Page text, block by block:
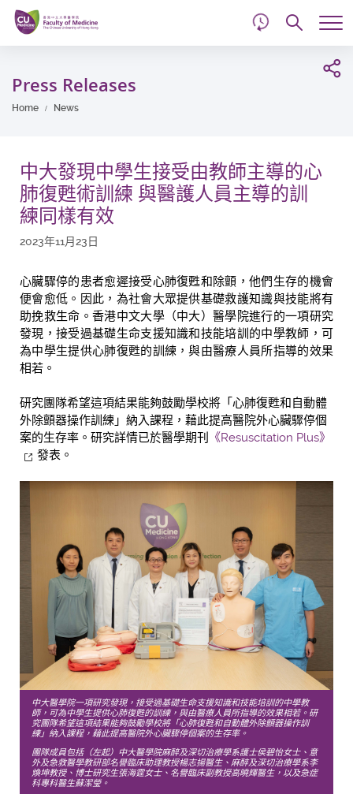
Skip
main
content
Press Releases
Home News
中大發現中學生接受由教師主導的心
肺復甦術訓練 與醫護人員主導的訓
練同樣有效
2023年11月23日
心臟驟停的患者愈遲接受心肺復甦和除顫，他們生存的機會
便會愈低。因此，為社會大眾提供基礎救護知識與技能將有
助挽救生命。香港中文大學（中大）醫學院進行的一項研究
發現，接受過基礎生命支援知識和技能培訓的中學教師，可
為中學生提供心肺復甦的訓練，與由醫療人員所指導的效果
相若。
研究團隊希望這項結果能夠鼓勵學校將「心肺復甦和自動體
外除顫器操作訓練」納入課程，藉此提高醫院外心臟驟停個
案的生存率。研究詳情已於醫學期刊
《Resuscitation Plus》
發表。
中大醫學院一項研究發現，接受過基礎生命支援知識和技能培訓的中學教
師，可為中學生提供心肺復甦的訓練，與由醫療人員所指導的效果相若。研
究團隊希望這項結果能夠鼓勵學校將「心肺復甦和自動體外除顫器操作訓
練」納入課程，藉此提高醫院外心臟驟停個案的生存率。
團隊成員包括（左起）中大醫學院麻醉及深切治療學系護士侯碧怡女士、意
外及急救醫學教研部名譽臨床助理教授楊志揚醫生、麻醉及深切治療學系李
煥坤教授、博士研究生張海霆女士、名譽臨床副教授高曉輝醫生，以及急症
科專科醫生蘇潔瑩。